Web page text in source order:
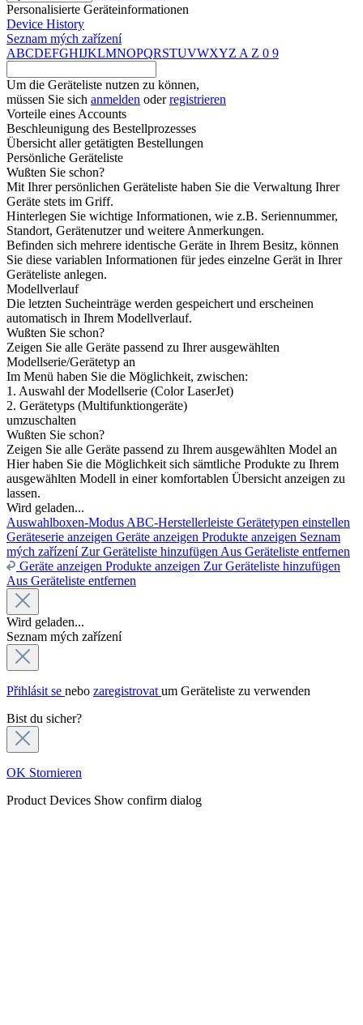
Personalisierte Geräteinformationen
Device History
Seznam mých zařízení
ABCDEFGHIJKLMNOPQRSTUVWXYZ A Z 0 9
Um die Geräteliste nutzen zu können,
müssen Sie sich anmelden oderregistrieren
Vorteile eines Accounts
Beschleunigung des Bestellprozesses
Übersicht aller getätigten Bestellungen
Persönliche Geräteliste
Wußten Sie schon?
Mit Ihrer persönlichen Geräteliste haben Sie die Verwaltung Ihrer
Geräte stets im Griff.
Hinterlegen Sie wichtige Informationen, wie z.B. Seriennummer,
Standort, Gerätenutzer und weitere Anmerkungen.
Befinden sich mehrere identische Geräte in Ihrem Besitz, können
Sie diese variablen Informationen für jedes einzelne Gerät in Ihrer
Geräteliste anlegen.
Modellverlauf
Die letzten Sucheinträge werden gespeichert und erscheinen
automatisch in Ihrem Modellverlauf.
Wußten Sie schon?
Zeigen Sie alle Geräte passend zu Ihrer ausgewählten
Modellserie/Gerätetyp an
Im Menü haben Sie die Möglichkeit, zwischen:
1. Auswahl der Modellserie (Color LaserJet)
2. Gerätetyps (Multifunktiongeräte)
umzuschalten
Wußten Sie schon?
Zeigen Sie alle Geräte passend zu Ihrem ausgewählten Model an
Hier haben Sie die Möglichkeit sich sämtliche Produkte zu Ihrem
ausgewählten Modell in einer komfortablen Übersicht anzeigen zu
lassen.
Wird geladen...
Auswahlboxen-ModusABC-Herstellerleiste Gerätetypen einstellen
Geräteserie anzeigen Geräte anzeigen Produkte anzeigen Seznam
mých zařízeníZur Geräteliste hinzufügenAus Geräteliste entfernen
Geräte anzeigen Produkte anzeigen Zur Geräteliste hinzufügen
Aus Geräteliste entfernen
Wird geladen...
Seznam mých zařízení
Přihlásit se nebo zaregistrovatum Geräteliste zu verwenden
Bist du sicher?
OK Stornieren
Product Devices Show confirm dialog